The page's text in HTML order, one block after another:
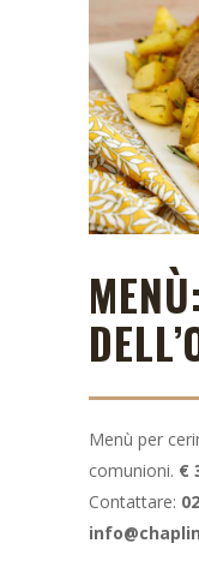
Menù per
comunioni. €
Contattare: